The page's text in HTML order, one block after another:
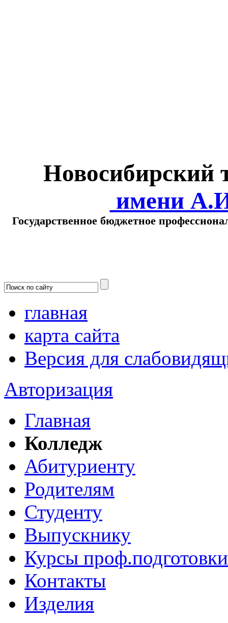
Новосибирский
имени
Государственное бюджетное
главная
карта сайта
Версия для
Авторизация
Главная
Колледж
Абитуриенту
Родителям
Студенту
Выпускнику
Курсы проф.подготовки
Контакты
Изделия